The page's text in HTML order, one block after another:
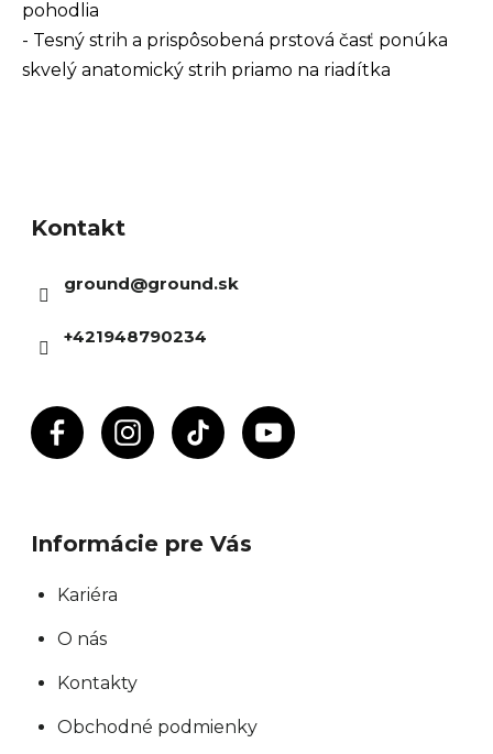
pohodlia
- Tesný strih a prispôsobená prstová časť ponúka
skvelý anatomický strih priamo na riadítka
Kontakt
ground@ground.sk
+421948790234
Informácie pre Vás
Kariéra
O nás
Kontakty
Obchodné podmienky